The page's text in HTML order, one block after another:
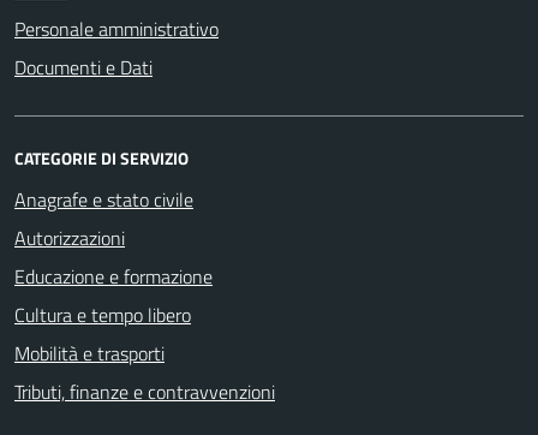
Personale amministrativo
Documenti e Dati
CATEGORIE DI SERVIZIO
Anagrafe e stato civile
Autorizzazioni
Educazione e formazione
Cultura e tempo libero
Mobilità e trasporti
Tributi, finanze e contravvenzioni